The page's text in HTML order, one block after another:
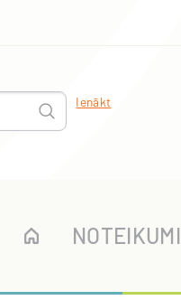
Ienākt
NOTEIKUMI